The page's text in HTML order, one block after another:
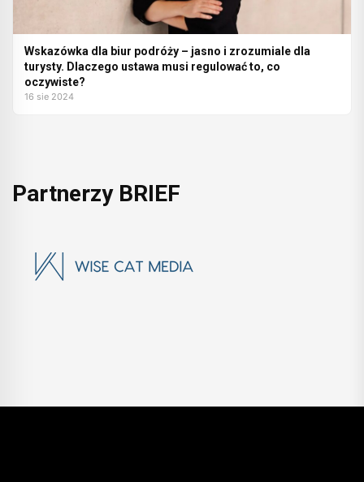
Wskazówka dla biur podróży – jasno i zrozumiale dla
turysty. Dlaczego ustawa musi regulować to, co
oczywiste?
16 sie 2024
Partnerzy BRIEF